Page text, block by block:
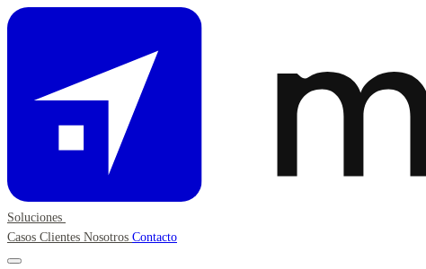
Soluciones
Casos Clientes Nosotros Contacto